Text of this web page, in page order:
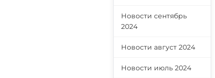
Новости сентябрь
2024
Новости август 2024
Новости июль 2024